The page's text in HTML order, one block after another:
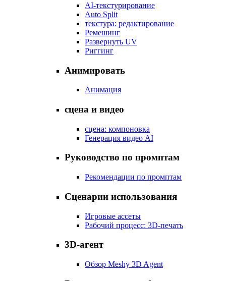
AI-текстурирование
Auto Split
текстура: редактирование
Ремешинг
Развернуть UV
Риггинг
Анимировать
Анимация
сцена и видео
сцена: компоновка
Генерация видео AI
Руководство по промптам
Рекомендации по промптам
Сценарии использования
Игровые ассеты
Рабочий процесс: 3D-печать
3D-агент
Обзор Meshy 3D Agent